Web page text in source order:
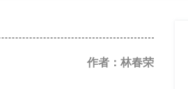
作者：林春荣